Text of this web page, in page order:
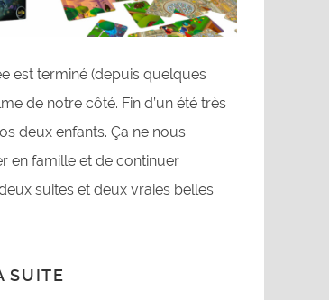
est terminé (depuis quelques
de notre côté. Fin d’un été très
deux enfants. Ça ne nous
en famille et de continuer
suites et deux vraies belles
SUITE